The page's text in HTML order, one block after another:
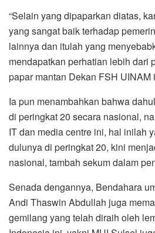
“Selain yang dipaparkan diatas,
yang sangat baik terhadap
lainnya dan itulah yang
mendapatkan perhatian lebih dari
papar mantan Dekan FSH UINAM
Ia pun menambahkan bahwa
di peringkat 20 secara nasional,
IT dan media centre ini, hal inilah
dulunya di peringkat 20, kini
nasional, tambah sekum dalam
Senada dengannya, Bendahara
Andi Thaswin Abdullah juga
gemilang yang telah diraih oleh